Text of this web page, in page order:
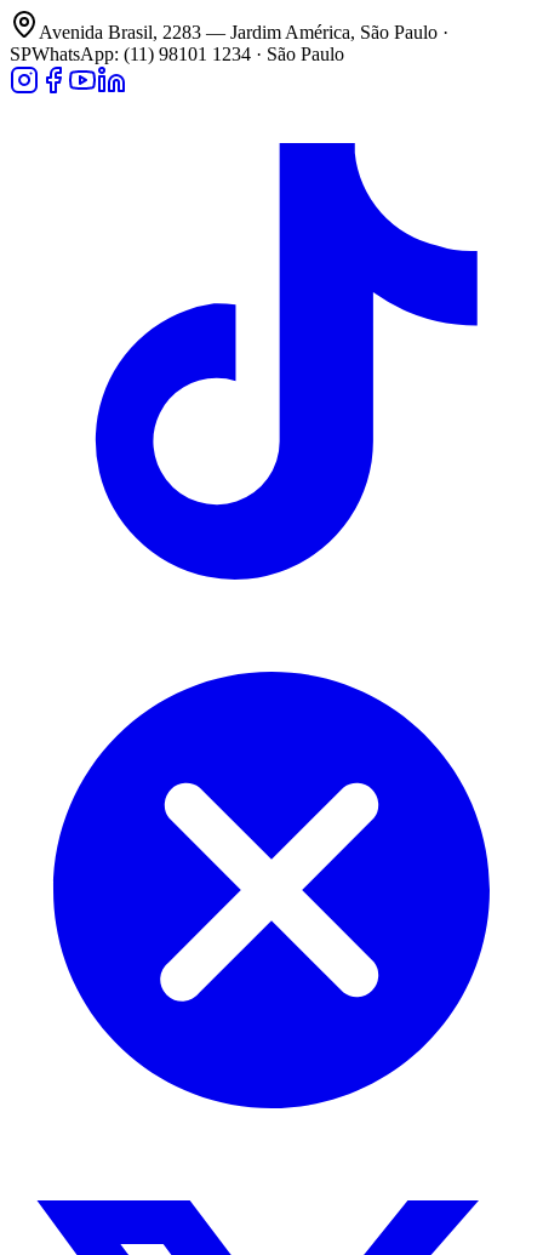
Avenida Brasil, 2283 — Jardim América, São Paulo ·
SPWhatsApp: (11) 98101 1234 · São Paulo